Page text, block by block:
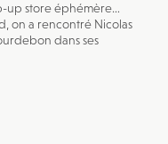
up store éphémère…
on a rencontré Nicolas
dans ses